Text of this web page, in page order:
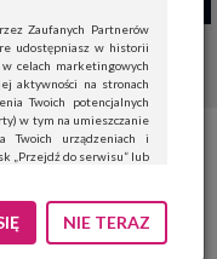
Zaufanych Partnerów
udostępniasz w historii
celach marketingowych
aktywności na stronach
Twoich potencjalnych
w tym na umieszczanie
Twoich urządzeniach i
„Przejdź do serwisu” lub
zakres zgody, w tym
NIE TERAZ
możliwa